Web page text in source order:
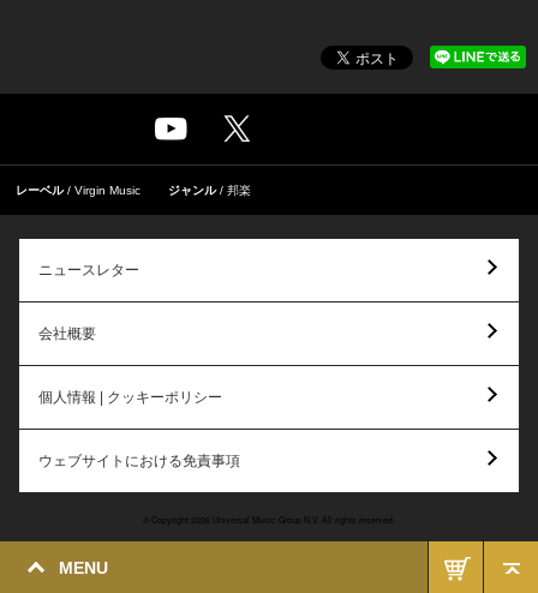
MENU
レーベル Virgin Music ジャンル 邦楽
ニュースレター
会社概要
個人情報 | クッキーポリシー
ウェブサイトにおける免責事項
© Copyright 2026 Universal Music Group N.V. All rights reserved.